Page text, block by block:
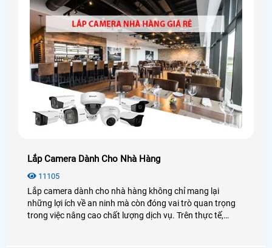
Lắp Camera Dành Cho Nhà Hàng
11105
Lắp camera dành cho nhà hàng không chỉ mang lại
những lợi ích về an ninh mà còn đóng vai trò quan trọng
trong việc nâng cao chất lượng dịch vụ. Trên thực tế,